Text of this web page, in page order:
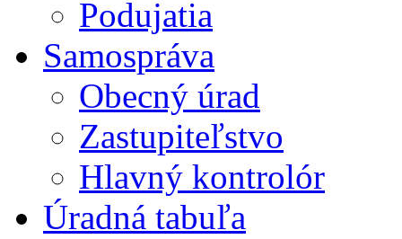
Podujatia
Samospráva
Obecný úrad
Zastupiteľstvo
Hlavný kontrolór
Úradná tabuľa